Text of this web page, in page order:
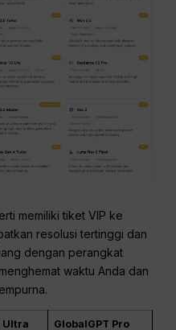
memiliki tiket VIP ke
resolusi tertinggi dan
dengan perangkat
waktu Anda dan
Ultra
GlobalGPT Pro